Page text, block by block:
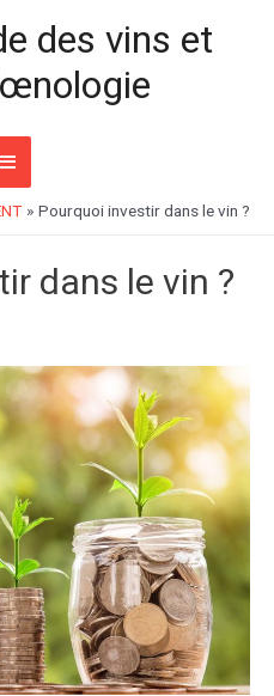
des vins et
Pourquoi investir dans le vin ?
dans le vin ?